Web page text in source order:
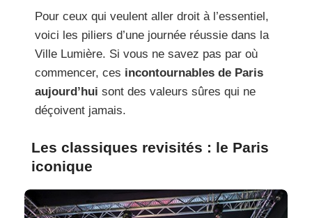
Pour ceux qui veulent aller droit à l’essentiel,
voici les piliers d’une journée réussie dans la
Ville Lumière. Si vous ne savez pas par où
commencer, ces incontournables de Paris
aujourd’hui sont des valeurs sûres qui ne
déçoivent jamais.
Les classiques revisités : le Paris
iconique